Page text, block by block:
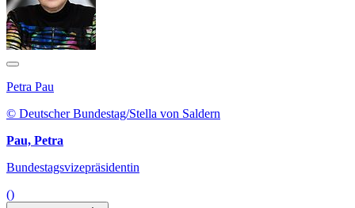
Petra Pau
© Deutscher Bundestag/Stella von Saldern
Pau, Petra
Bundestagsvizepräsidentin
()